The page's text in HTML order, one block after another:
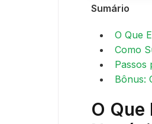
Sumário
O Que
Como
Passos
Bônus:
O Que